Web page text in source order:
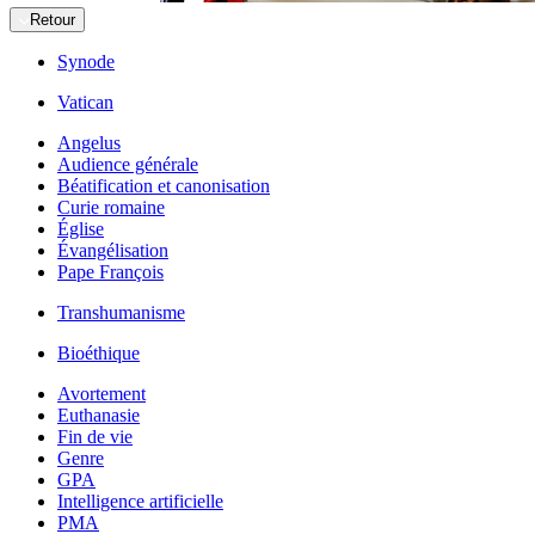
Retour
Synode
Vatican
Angelus
Audience générale
Béatification et canonisation
Curie romaine
Église
Évangélisation
Pape François
Transhumanisme
Bioéthique
Avortement
Euthanasie
Fin de vie
Genre
GPA
Intelligence artificielle
PMA